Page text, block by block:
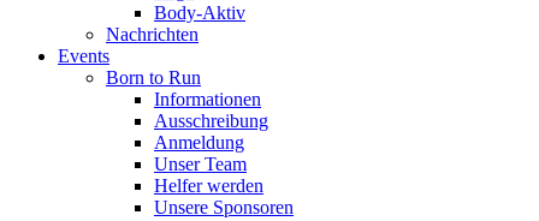
Body-Aktiv
Nachrichten
Events
Born to Run
Informationen
Ausschreibung
Anmeldung
Unser Team
Helfer werden
Unsere Sponsoren